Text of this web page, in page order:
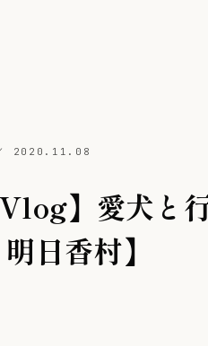
2020.11.08
Vlog】愛犬と
明日香村】